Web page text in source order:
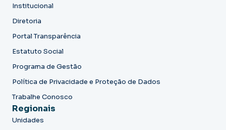
Institucional
Diretoria
Portal Transparência
Estatuto Social
Programa de Gestão
Política de Privacidade e Proteção de Dados
Trabalhe Conosco
Regionais
Unidades